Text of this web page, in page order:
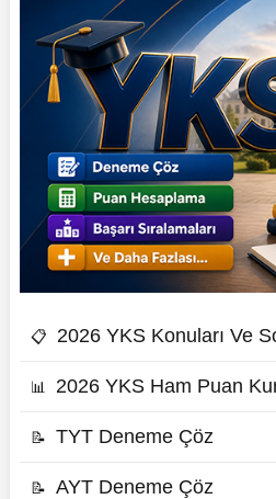
📋 2026 YKS Konuları Ve
📊 2026 YKS Ham Puan
📝 TYT Deneme Çöz
📝 AYT Deneme Çöz